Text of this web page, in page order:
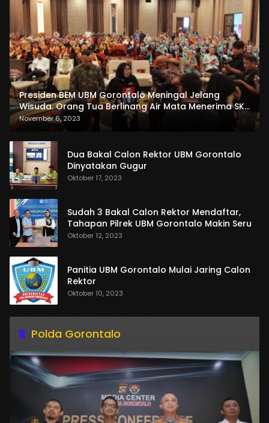
Presiden BEM UBM Gorontalo Meningal Jelang
Wisuda. Orang Tua Berlinang Air Mata Menerima SKL
dan Pemasangan Salempang
November 6, 2023
Dua Bakal Calon Rektor UBM Gorontalo
Dinyatakan Gugur
Oktober 17, 2023
Sudah 3 Bakal Calon Rektor Mendaftar,
Tahapan Pilrek UBM Gorontalo Makin Seru
Oktober 12, 2023
Panitia UBM Gorontalo Mulai Jaring Calon
Rektor
Oktober 10, 2023
Polda Gorontalo